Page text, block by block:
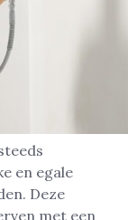
en egale
Deze
met een